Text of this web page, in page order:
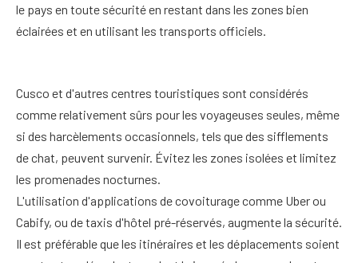
le pays en toute sécurité en restant dans les zones bien
éclairées et en utilisant les transports officiels.
Cusco et d'autres centres touristiques sont considérés
comme relativement sûrs pour les voyageuses seules, même
si des harcèlements occasionnels, tels que des sifflements
de chat, peuvent survenir. Évitez les zones isolées et limitez
les promenades nocturnes.
L'utilisation d'applications de covoiturage comme Uber ou
Cabify, ou de taxis d'hôtel pré-réservés, augmente la sécurité.
Il est préférable que les itinéraires et les déplacements soient